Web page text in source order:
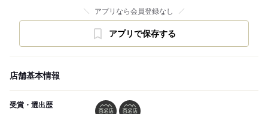
アプリなら会員登録なし
アプリで保存する
店舗基本情報
受賞・選出歴